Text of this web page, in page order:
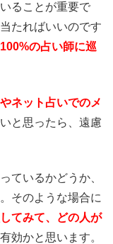
ることが重要で
たればいいのです
の占い師に巡
ネット占いでのメ
と思ったら、遠慮
ているかどうか、
そのような場合に
てみて、どの人が
効かと思います。